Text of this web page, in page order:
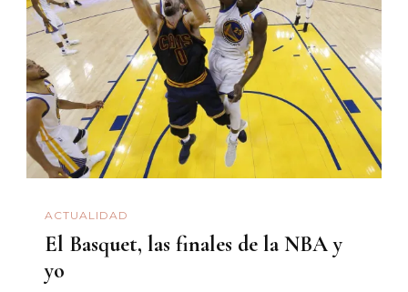
ACTUALIDAD
El Basquet, las finales de la NBA y
yo